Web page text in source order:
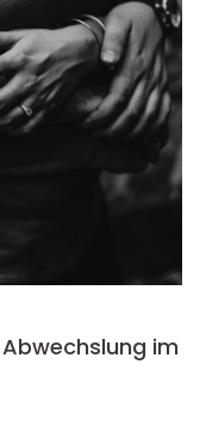
im